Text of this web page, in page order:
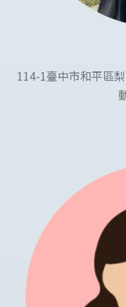
114-1臺中市和平區